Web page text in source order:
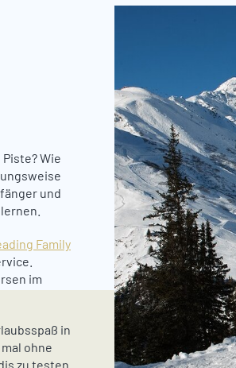
Wie
und
Family
im
in
ohne
zu testen.